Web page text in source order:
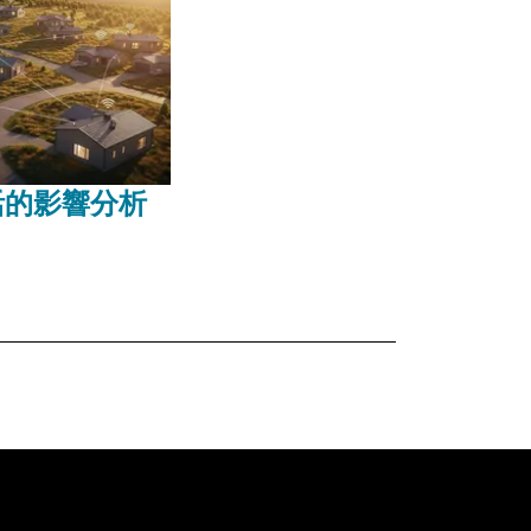
影響分析